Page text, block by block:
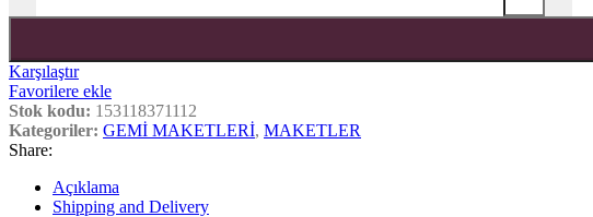
Karşılaştır
Favorilere ekle
Stok kodu: 153118371112
Kategoriler: GEMİ MAKETLERİ, MAKETLER
Share:
Açıklama
Shipping and Delivery